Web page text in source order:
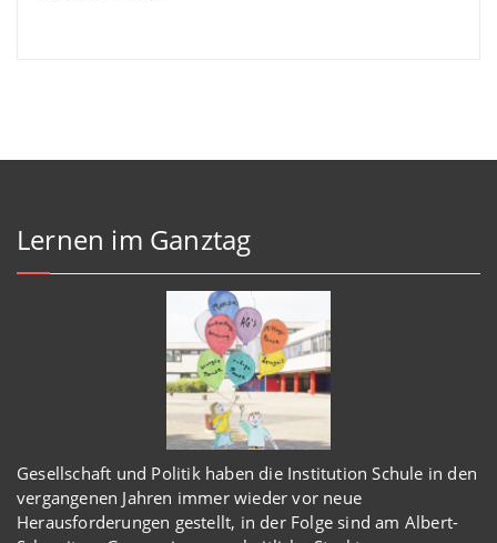
Lernen im Ganztag
Gesellschaft und Politik haben die Institution Schule in den
vergangenen Jahren immer wiedervor neue
Herausforderungen gestellt, in der Folge sind am Albert-